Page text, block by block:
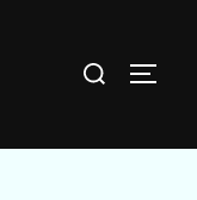
Rechercher :